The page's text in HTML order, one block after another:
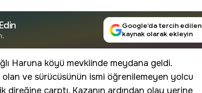
Google’da tercih edilen
kaynak olarak ekleyin
Haruna köyü mevkiinde meydana geldi.
olan ve sürücüsünün ismi öğrenilemeyen yolcu
direğine çarptı. Kazanın ardından olay yerine